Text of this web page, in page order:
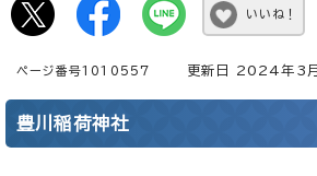
いいね！
ページ番号1010557 更新日 2024年3
豊川稲荷神社